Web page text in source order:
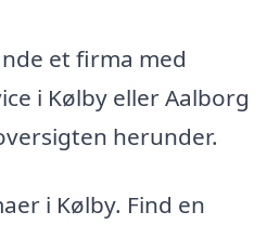
et firma med
i Kølby eller Aalborg
herunder.
i Kølby. Find en